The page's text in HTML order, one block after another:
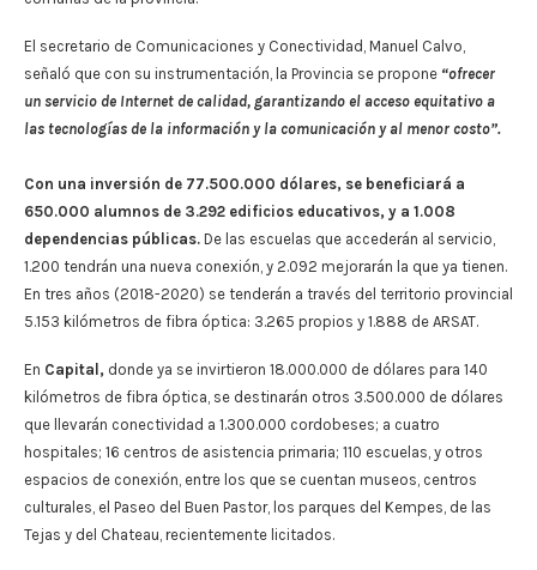
El secretario de Comunicaciones y Conectividad, Manuel Calvo,
señaló que con su instrumentación, la Provincia se propone “ofrecer
un servicio de Internet de calidad, garantizando el acceso equitativo a
las tecnologías de la información y la comunicación y al menor costo”.
Con una inversión de 77.500.000 dólares, se beneficiará a
650.000 alumnos de 3.292 edificios educativos, y a 1.008
dependencias públicas. De las escuelas que accederán al servicio,
1.200 tendrán una nueva conexión, y 2.092 mejorarán la que ya tienen.
En tres años (2018-2020) se tenderán a través del territorio provincial
5.153 kilómetros de fibra óptica: 3.265 propios y 1.888 de ARSAT.
En Capital, donde ya se invirtieron 18.000.000 de dólares para 140
kilómetros de fibra óptica, se destinarán otros 3.500.000 de dólares
que llevarán conectividad a 1.300.000 cordobeses; a cuatro
hospitales; 16 centros de asistencia primaria; 110 escuelas, y otros
espacios de conexión, entre los que se cuentan museos, centros
culturales, el Paseo del Buen Pastor, los parques del Kempes, de las
Tejas y del Chateau, recientemente licitados.